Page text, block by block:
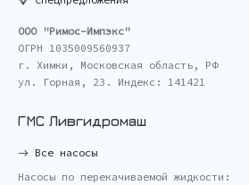
ООО "Римос-Импэкс"
ОГРН 1035009560937
г. Химки, Московская область, РФ
ул. Горная, 23. Индекс: 141421
ГМС Ливгидромаш
Все насосы
Насосы по перекачиваемой жидкости: